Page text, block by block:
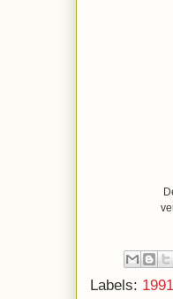
Labels: 1991